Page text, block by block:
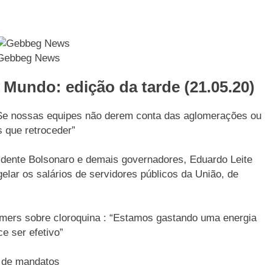
News
edição da tarde (21.05.20)
nossas equipes não derem conta das aglomerações ou
retroceder”
Bolsonaro e demais governadores, Eduardo Leite
os salários de servidores públicos da União, de
sobre cloroquina : “Estamos gastando uma energia
ser efetivo”
mandatos